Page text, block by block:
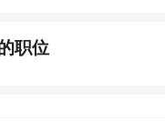
呼吸内科、消化内科
，精神心理科、中医
职位